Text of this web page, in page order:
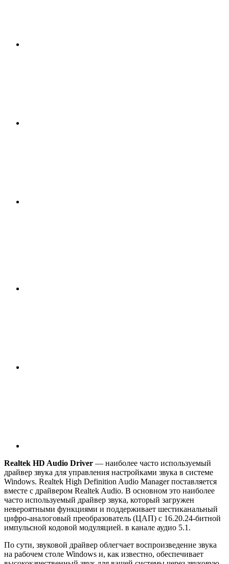
Realtek HD Audio Driver — наиболее часто используемый
драйвер звука для управления настройками звука в системе
Windows. Realtek High Definition Audio Manager поставляется
вместе с драйвером Realtek Audio. В основном это наиболее
часто используемый драйвер звука, который загружен
невероятными функциями и поддерживает шестиканальный
цифро-аналоговый преобразователь (ЦАП) с 16.20.24-битной
импульсной кодовой модуляцией. в канале аудио 5.1.
По сути, звуковой драйвер облегчает воспроизведение звука
на рабочем столе Windows и, как известно, обеспечивает